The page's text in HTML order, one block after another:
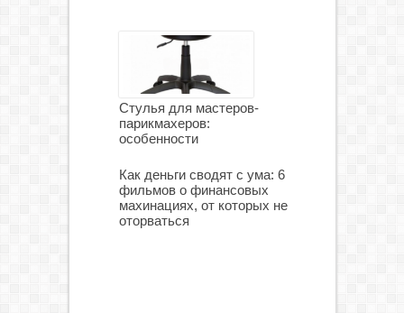
Стулья для мастеров-
парикмахеров:
особенности
Как деньги сводят с ума: 6
фильмов о финансовых
махинациях, от которых не
оторваться